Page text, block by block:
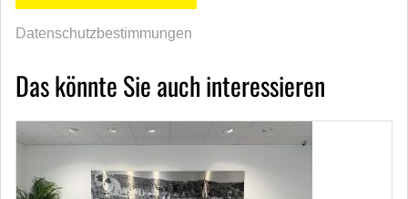
Datenschutzbestimmungen
Das könnte Sie auch interessieren